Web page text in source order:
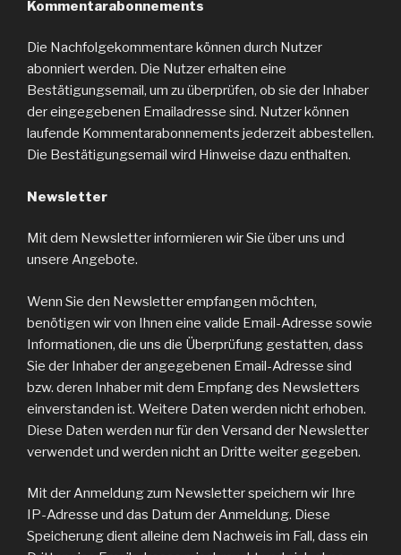
Kommentarabonnements
Die Nachfolgekommentare können durch Nutzer
abonniert werden. Die Nutzer erhalten eine
Bestätigungsemail, um zu überprüfen, ob sie der Inhaber
der eingegebenen Emailadresse sind. Nutzer können
laufende Kommentarabonnements jederzeit abbestellen.
Die Bestätigungsemail wird Hinweise dazu enthalten.
Newsletter
Mit dem Newsletter informieren wir Sie über uns und
unsere Angebote.
Wenn Sie den Newsletter empfangen möchten,
benötigen wir von Ihnen eine valide Email-Adresse sowie
Informationen, die uns die Überprüfung gestatten, dass
Sie der Inhaber der angegebenen Email-Adresse sind
bzw. deren Inhaber mit dem Empfang des Newsletters
einverstanden ist. Weitere Daten werden nicht erhoben.
Diese Daten werden nur für den Versand der Newsletter
verwendet und werden nicht an Dritte weiter gegeben.
Mit der Anmeldung zum Newsletter speichern wir Ihre
IP-Adresse und das Datum der Anmeldung. Diese
Speicherung dient alleine dem Nachweis im Fall, dass ein